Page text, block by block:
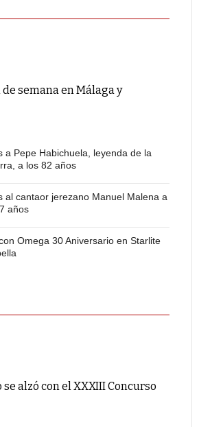
semana en Málaga y
a Pepe Habichuela, leyenda de la
a los 82 años
al cantaor jerezano Manuel Malena a
años
Omega 30 Aniversario en Starlite
alzó con el XXXIII Concurso